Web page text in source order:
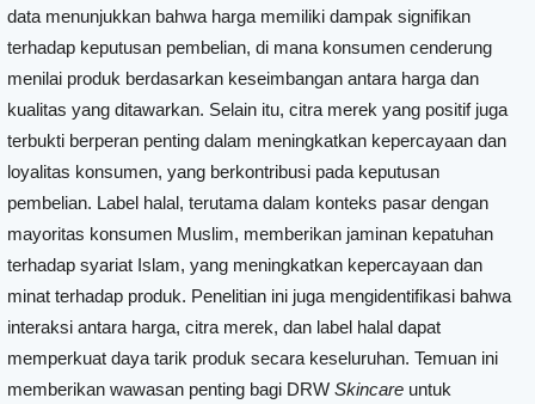
data menunjukkan bahwa harga memiliki dampak signifikan
terhadap keputusan pembelian, di mana konsumen cenderung
menilai produk berdasarkan keseimbangan antara harga dan
kualitas yang ditawarkan. Selain itu, citra merek yang positif juga
terbukti berperan penting dalam meningkatkan kepercayaan dan
loyalitas konsumen, yang berkontribusi pada keputusan
pembelian. Label halal, terutama dalam konteks pasar dengan
mayoritas konsumen Muslim, memberikan jaminan kepatuhan
terhadap syariat Islam, yang meningkatkan kepercayaan dan
minat terhadap produk. Penelitian ini juga mengidentifikasi bahwa
interaksi antara harga, citra merek, dan label halal dapat
memperkuat daya tarik produk secara keseluruhan. Temuan ini
memberikan wawasan penting bagi DRWSkincare untuk